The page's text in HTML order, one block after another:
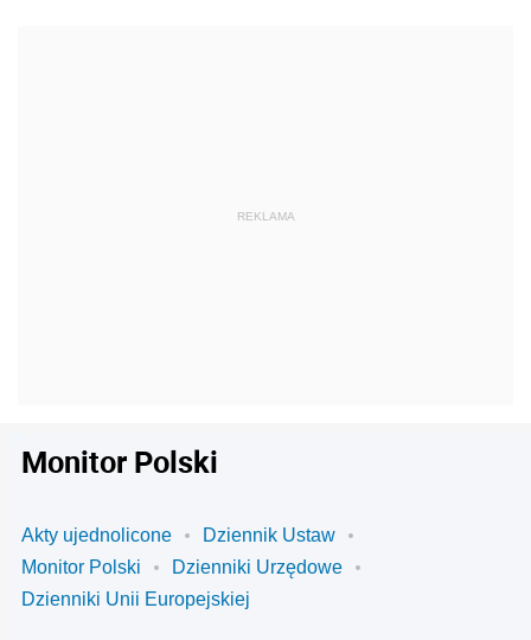
Monitor Polski
Akty ujednolicone
Dziennik Ustaw
Monitor Polski
Dzienniki Urzędowe
Dzienniki Unii Europejskiej